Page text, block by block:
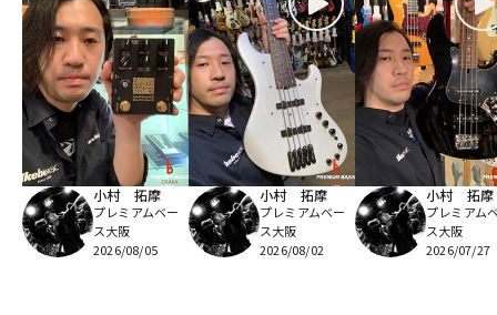
小村 拓摩
プレミアムベー
ス大阪
2026/08/05
小村 拓摩
プレミアムベー
ス大阪
2026/08/02
小村 拓摩
プレミアム
ス大阪
2026/07/27